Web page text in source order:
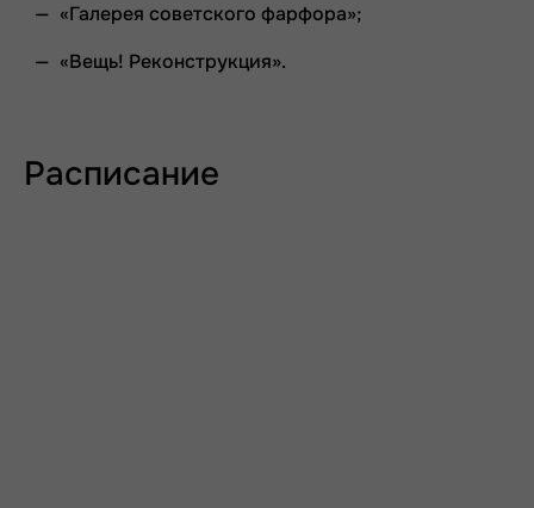
«Галерея советского фарфора»;
«Вещь! Реконструкция».
Расписание